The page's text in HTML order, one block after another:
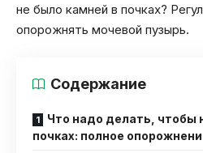
не было камней в почках?
опорожнять мочевой пузырь.
Содержание
Что надо делать, чтобы
почках: полное